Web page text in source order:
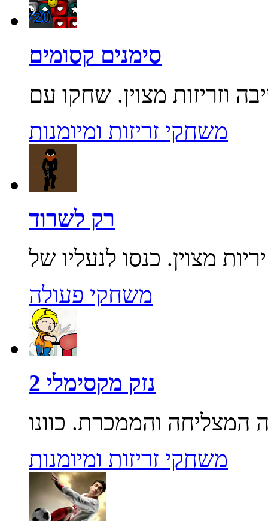
סימנים קסומים
משחקי זריזות ומיומנות
רק לשרוד
משחקי פעולה
נזק מקסימלי 2
משחקי זריזות ומיומנות